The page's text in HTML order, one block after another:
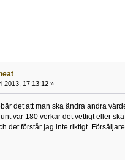
2013, 17:13:12 »
det att man ska ändra andra
var 180 verkar det vettigt eller
det förstår jag inte riktigt.